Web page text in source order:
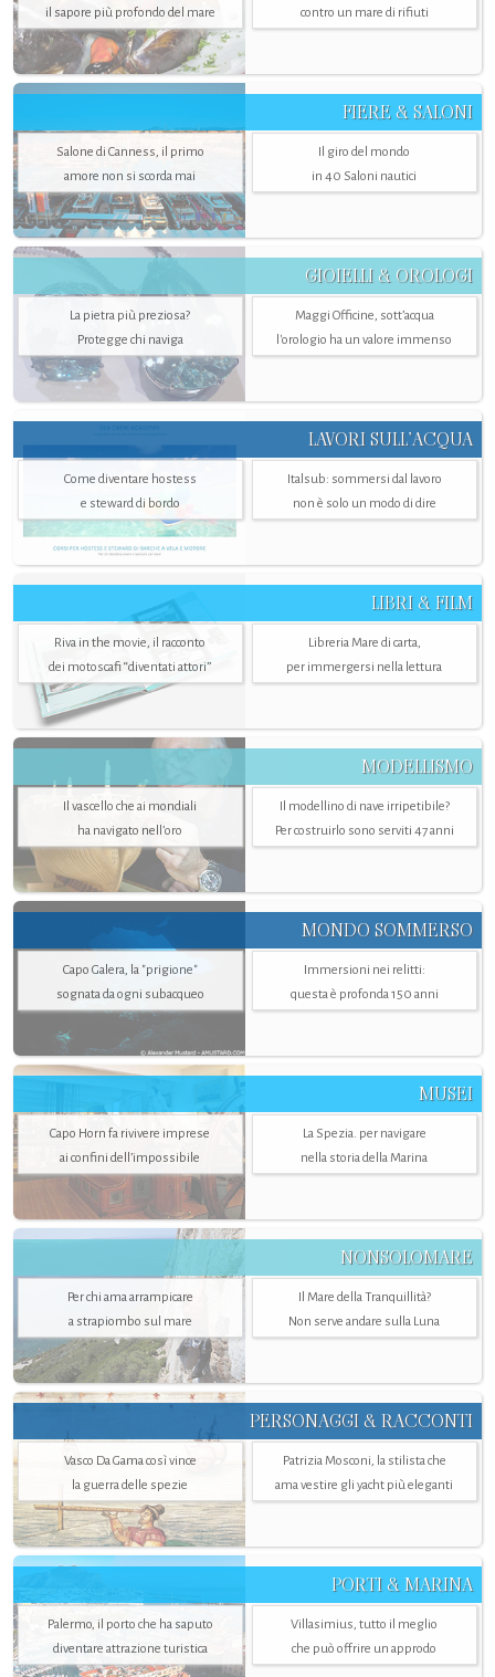
il sapore più profondo del mare
contro un mare di rifiuti
FIERE & SALONI
Salone di Canness, il primo
amore non si scorda mai
Il giro del mondo
in 40 Saloni nautici
GIOIELLI & OROLOGI
La pietra più preziosa?
Protegge chi naviga
Maggi Officine, sott’acqua
l'orologio ha un valore immenso
LAVORI SULL’ACQUA
Come diventare hostess
e steward di bordo
Italsub: sommersi dal lavoro
non è solo un modo di dire
LIBRI & FILM
Riva in the movie, il racconto
dei motoscafi “diventati attori”
Libreria Mare di carta,
per immergersi nella lettura
MODELLISMO
Il vascello che ai mondiali
ha navigato nell’oro
Il modellino di nave irripetibile?
Per costruirlo sono serviti 47 anni
MONDO SOMMERSO
Capo Galera, la "prigione"
sognata da ogni subacqueo
Immersioni nei relitti:
questa è profonda 150 anni
MUSEI
Capo Horn fa rivivere imprese
ai confini dell’impossibile
La Spezia. per navigare
nella storia della Marina
NONSOLOMARE
Per chi ama arrampicare
a strapiombo sul mare
Il Mare della Tranquillità?
Non serve andare sulla Luna
PERSONAGGI & RACCONTI
Vasco Da Gama così vince
la guerra delle spezie
Patrizia Mosconi, la stilista che
ama vestire gli yacht più eleganti
PORTI & MARINA
Palermo, il porto che ha saputo
diventare attrazione turistica
Villasimius, tutto il meglio
che può offrire un approdo